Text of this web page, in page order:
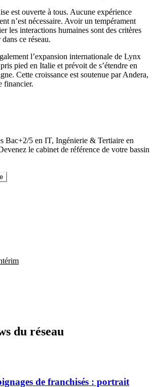
est ouverte à tous. Aucune expérience
n’est nécessaire. Avoir un tempérament
les interactions humaines sont des critères
ce réseau.
l’expansion internationale de Lynx
pied en Italie et prévoit de s’étendre en
Cette croissance est soutenue par Andera,
financier.
Bac+2/5 en IT, Ingénierie & Tertiaire en
le cabinet de référence de votre bassin
du réseau
de franchisés : portrait